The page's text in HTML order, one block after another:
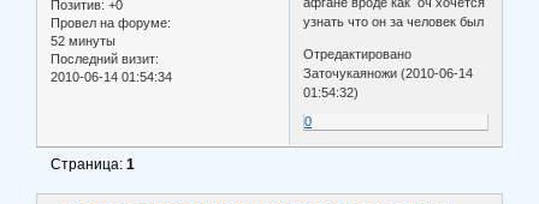
Позитив: +0
Провел на форуме:
52 минуты
Последний визит:
2010-06-14 01:54:34
узнать что он за человек был
Отредактировано
Заточукаяножи (2010-06-14
01:54:32)
0
Страница:1